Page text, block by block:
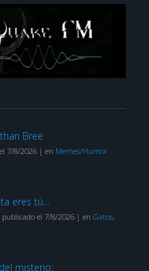
Bree
7/8/2026| en Memes/Humor
eres tú…
publicado el 7/8/2026| en Gatos,
misterio: